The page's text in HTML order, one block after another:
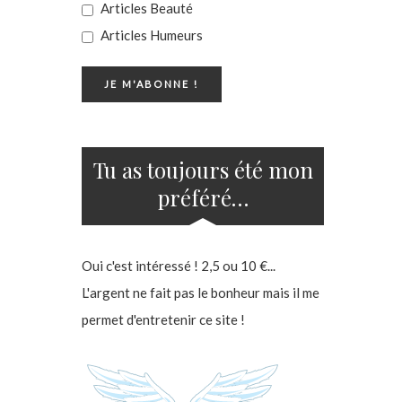
Articles Beauté
Articles Humeurs
Tu as toujours été mon
préféré…
Oui c'est intéressé ! 2,5 ou 10 €...
L'argent ne fait pas le bonheur mais il me
permet d'entretenir ce site !